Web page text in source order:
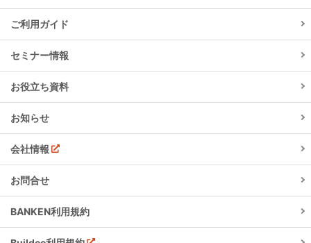
ご利用ガイド
セミナー情報
お役立ち資料
お知らせ
会社情報
お問合せ
BANKEN利用規約